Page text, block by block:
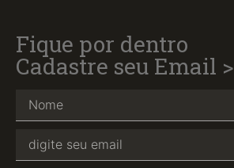
Fique por dentro
Cadastre seu Email >